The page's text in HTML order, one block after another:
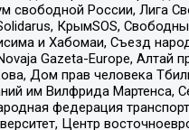
России, Лига
КрымSOS,
и Хабомаи, Съезд
Gazeta-Europe,
Дом прав человека
им Вилфрида
федерация
Центр